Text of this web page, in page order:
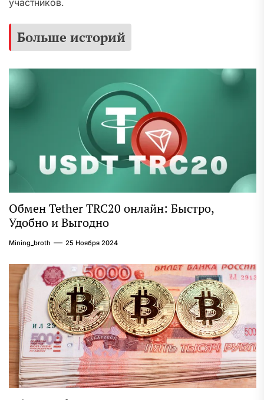
участников.
Больше историй
Обмен Tether TRC20 онлайн: Быстро,
Удобно и Выгодно
Mining_broth 25 Ноября 2024